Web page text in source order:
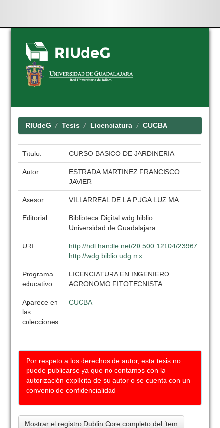
Skip
navigation
RIUdeG Tesis Licenciatura CUCBA
Título: CURSO BASICO DE JARDINERIA
Autor:
ESTRADA MARTINEZ FRANCISCO
JAVIER
Asesor: VILLARREAL DE LA PUGA LUZ MA.
Editorial:
Biblioteca Digital wdg.biblio
Universidad de Guadalajara
URI:
http://hdl.handle.net/20.500.12104/23967
http://wdg.biblio.udg.mx
Programa
educativo:
LICENCIATURA EN INGENIERO
AGRONOMO FITOTECNISTA
Aparece en
las
colecciones:
CUCBA
Por respeto a los derechos de autor, esta tesis no
puede publicarse ya que no contamos con la
autorización explícita de su autor o se cuenta con un
convenio de confidencialidad
Mostrar el registro Dublin Core completo del ítem